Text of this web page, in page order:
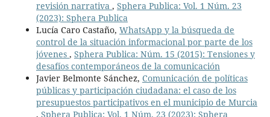
revisión narrativa , Sphera Publica: Vol. 1 Núm. 23
(2023): Sphera Publica
Lucía Caro Castaño, WhatsApp y la búsqueda de
control de la situación informacional por parte de los
jóvenes , Sphera Publica: Núm. 15 (2015): Tensiones y
desafíos contemporáneos de la comunicación
Javier Belmonte Sánchez, Comunicación de políticas
públicas y participación ciudadana: el caso de los
presupuestos participativos en el municipio de Murcia
, Sphera Publica: Vol. 1 Núm. 23 (2023): Sphera